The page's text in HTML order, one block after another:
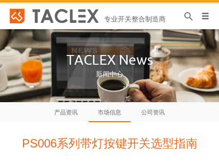
专业开关整合制造商
TACLEX News
新闻中心
产品资讯 市场信息 公司资讯
PS006系列带灯按键开关选型指南